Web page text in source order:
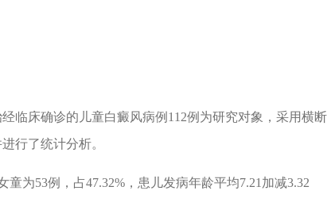
床确诊的儿童白癜风病例112例为研究对象，采用横断
行了统计分析。
为53例，占47.32%，患儿发病年龄平均7.21加减3.32